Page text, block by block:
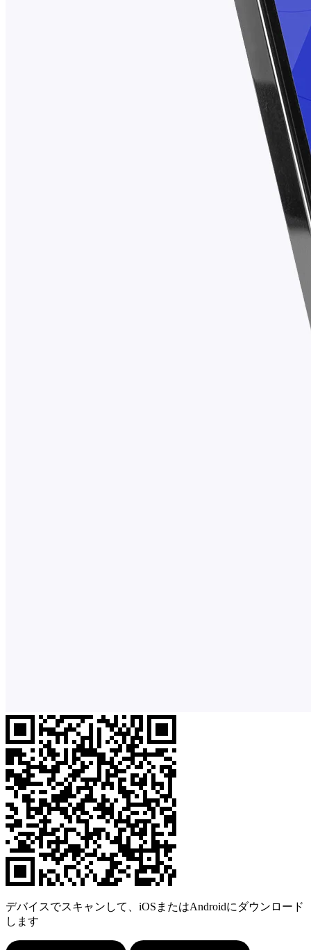
デバイスでスキャンして、iOSまたはAndroidにダウンロード
します